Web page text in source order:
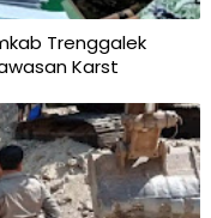
Trenggalek
Karst